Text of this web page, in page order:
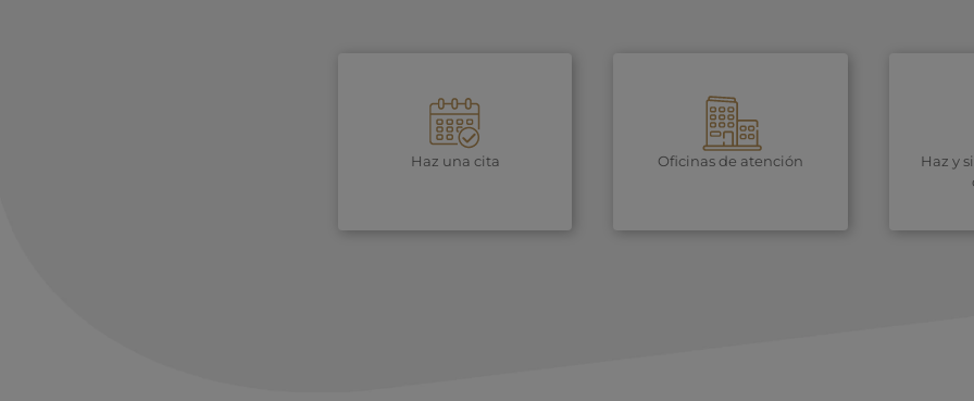
Haz una cita Oficinas de atención
Haz y